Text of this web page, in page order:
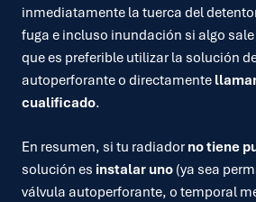
inmediatamente la tuerca del
fuga e incluso inundación si algo
que es preferible utilizar la solución
autoperforante o directamente
cualificado.
En resumen, si tu radiador no tiene
solución es instalar uno (ya sea
válvula autoperforante, o temporal